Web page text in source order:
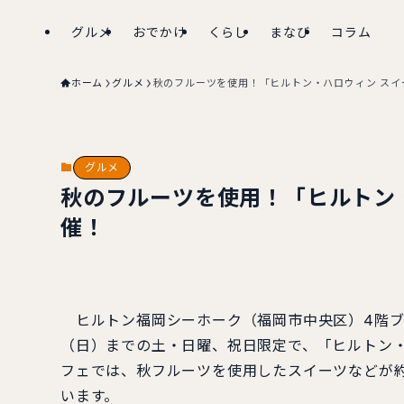
グルメ おでかけ くらし まなび コラム
ホーム グルメ 秋のフルーツを使用！「ヒルトン・ハロウィン ス
グルメ
秋のフルーツを使用！「ヒルト
催！
ヒルトン福岡シーホーク（福岡市中央区）4階
（日）までの土・日曜、祝日限定で、「ヒルト
フェでは、秋フルーツを使用したスイーツなど
います。